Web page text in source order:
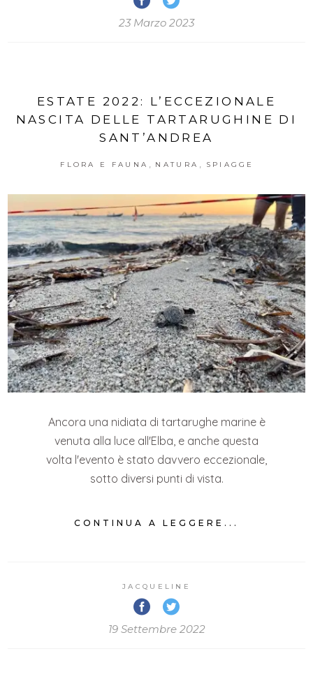
23 Marzo 2023
ESTATE 2022: L’ECCEZIONALE
NASCITA DELLE TARTARUGHINE DI
SANT’ANDREA
FLORA E FAUNA , NATURA , SPIAGGE
Ancora una nidiata di tartarughe marine è
venuta alla luce all'Elba, e anche questa
volta l'evento è stato davvero eccezionale,
sotto diversi punti di vista.
CONTINUA A LEGGERE...
JACQUELINE
19 Settembre 2022